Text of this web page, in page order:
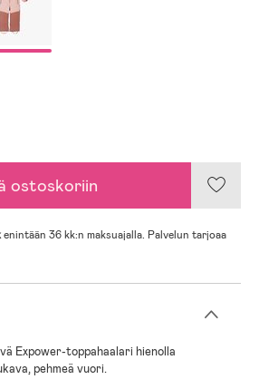
ostoskoriin
enintään 36 kk:n maksuajalla. Palvelun tarjoaa
Expower-toppahaalari hienolla
pehmeä vuori.